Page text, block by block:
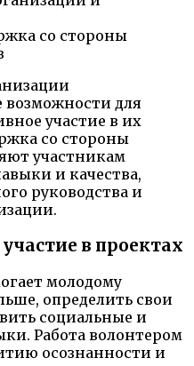
со стороны
возможности для
участие в их
со стороны
участникам
и качества,
руководства и
в проектах
молодому
определить свои
социальные и
Работа волонтером
осознанности и